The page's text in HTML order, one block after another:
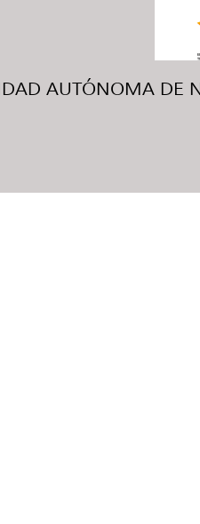
AUTÓNOMA DE